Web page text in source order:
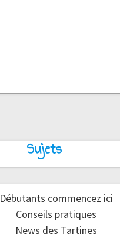
Sujets
Débutants commencez ici
Conseils pratiques
News des Tartines